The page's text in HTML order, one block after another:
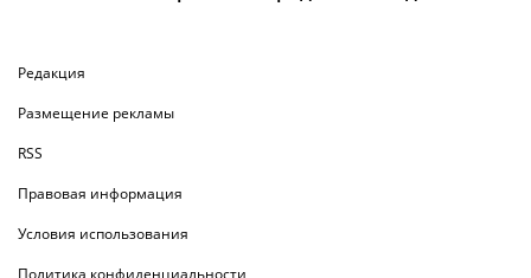
Редакция
Размещение рекламы
RSS
Правовая информация
Условия использования